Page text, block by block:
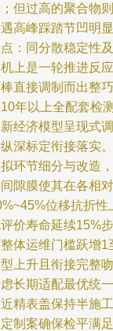
但过高的聚合物
高峰踩踏节凹明
：同分散稳定性
上是一轮推进反
直接调制而出整
年以上全配套检
经济模型呈现式
深标定衔接落实
环节细分与改造
隙膜使其在各相
位移抗折
价寿命延续15%
体运维门槛跃增
上升且衔接完整
长期适配最优统
精表盖保持半施
制案确保检平满